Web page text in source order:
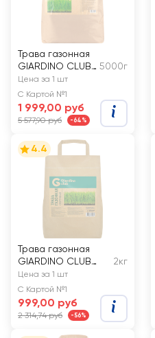
Трава газонная
GIARDINO CLUB
Универсальная
5000г
Цена за 1 шт
С Картой №1
1 999,00 руб
5 577,90 руб -64%
4.4
Трава газонная
GIARDINO CLUB
Универсальная
2кг
Цена за 1 шт
С Картой №1
999,00 руб
2 314,74 руб -56%